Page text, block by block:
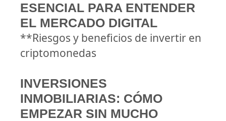
ESENCIAL PARA ENTENDER
EL MERCADO DIGITAL
**Riesgos y beneficios de invertir en
criptomonedas
INVERSIONES
INMOBILIARIAS: CÓMO
EMPEZAR SIN MUCHO